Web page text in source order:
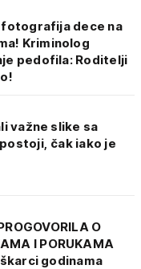
dece na
Kriminolog
pedofila: Roditelji
važne slike sa
čak iako je
O
I PORUKAMA
godinama